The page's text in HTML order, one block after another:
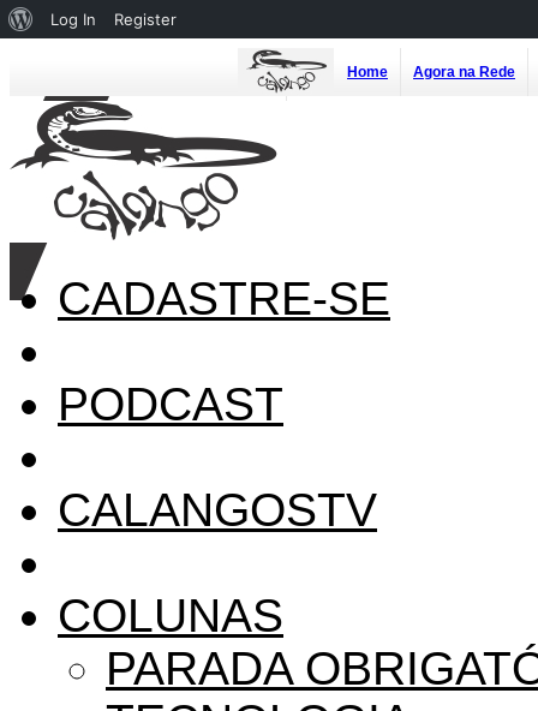
Home Agora na Rede
CADASTRE-SE
PODCAST
CALANGOSTV
COLUNAS
PARADA
About
Log In Register